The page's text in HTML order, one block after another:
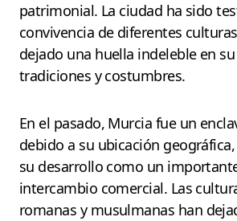
patrimonial. La ciudad ha sido
convivencia de diferentes
dejado una huella indeleble en
tradiciones y costumbres.
En el pasado, Murcia fue un
debido a su ubicación
su desarrollo como un
intercambio comercial. Las
romanas y musulmanas han